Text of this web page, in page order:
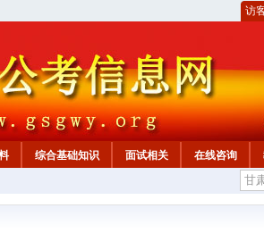
访
综合基础知识 面试相关 在线咨询